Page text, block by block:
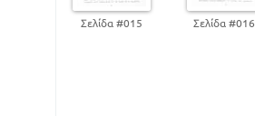
Σελίδα #015 Σελίδα #016